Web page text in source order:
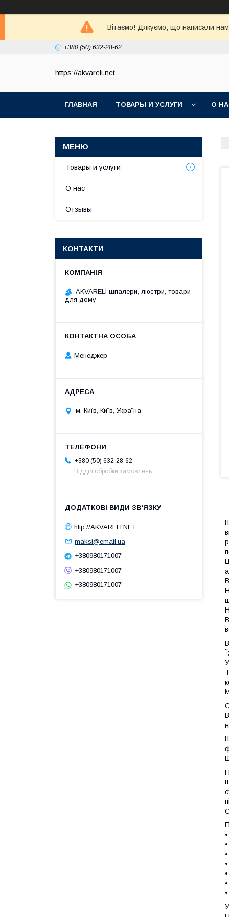
Вітаємо! Дякуємо, що написали нам
+380 (50) 632-28-62
https://akvareli.net
ГЛАВНАЯ ТОВАРЫ И УСЛУГИ О
Товары и услуги
О нас
Отзывы
КОНТАКТИ
AKVARELI шпалери, люстри, товари
для дому
Менеджер
м. Київ, Київ, Україна
+380 (50) 632-28-62
Відділ обробки замовлень
http://AKVARELI.NET
maksi@email.ua
+380980171007
+380980171007
+380980171007